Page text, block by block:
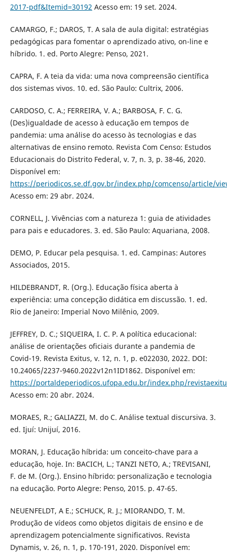
2017-pdf&Itemid=30192 Acesso em: 19 set. 2024.
CAMARGO, F.; DAROS, T. A sala de aula digital: estratégias
pedagógicas para fomentar o aprendizado ativo, on-line e
híbrido. 1. ed. Porto Alegre: Penso, 2021.
CAPRA, F. A teia da vida: uma nova compreensão científica
dos sistemas vivos. 10. ed. São Paulo: Cultrix, 2006.
CARDOSO, C. A.; FERREIRA, V. A.; BARBOSA, F. C. G.
(Des)igualdade de acesso à educação em tempos de
pandemia: uma análise do acesso às tecnologias e das
alternativas de ensino remoto. Revista Com Censo: Estudos
Educacionais do Distrito Federal, v. 7, n. 3, p. 38-46, 2020.
Disponível em:
https://periodicos.se.df.gov.br/index.php/comcenso/article/
Acesso em: 29 abr. 2024.
CORNELL, J. Vivências com a natureza 1: guia de atividades
para pais e educadores. 3. ed. São Paulo: Aquariana, 2008.
DEMO, P. Educar pela pesquisa. 1. ed. Campinas: Autores
Associados, 2015.
HILDEBRANDT, R. (Org.). Educação física aberta à
experiência: uma concepção didática em discussão. 1. ed.
Rio de Janeiro: Imperial Novo Milênio, 2009.
JEFFREY, D. C.; SIQUEIRA, I. C. P. A política educacional:
análise de orientações oficiais durante a pandemia de
Covid-19. Revista Exitus, v. 12, n. 1, p. e022030, 2022. DOI:
10.24065/2237-9460.2022v12n1ID1862. Disponível em:
https://portaldeperiodicos.ufopa.edu.br/index.php/
Acesso em: 20 abr. 2024.
MORAES, R.; GALIAZZI, M. do C. Análise textual discursiva. 3.
ed. Ijuí: Unijuí, 2016.
MORAN, J. Educação híbrida: um conceito-chave para a
educação, hoje. In: BACICH, L.; TANZI NETO, A.; TREVISANI,
F. de M. (Org.). Ensino híbrido: personalização e tecnologia
na educação. Porto Alegre: Penso, 2015. p. 47-65.
NEUENFELDT, A E.; SCHUCK, R. J.; MIORANDO, T. M.
Produção de vídeos como objetos digitais de ensino e de
aprendizagem potencialmente significativos. Revista
Dynamis, v. 26, n. 1, p. 170-191, 2020. Disponível em: